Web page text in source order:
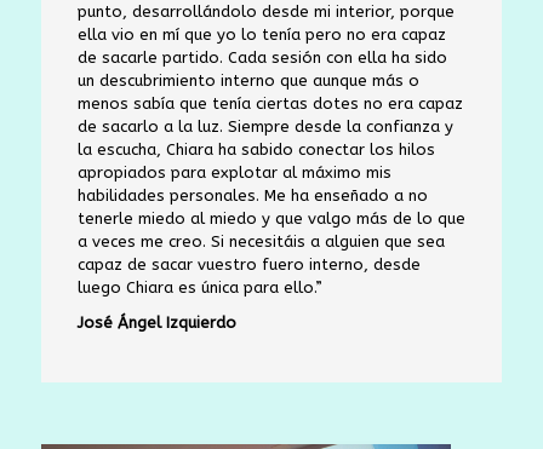
punto, desarrollándolo desde mi interior, porque
ella vio en mí que yo lo tenía pero no era capaz
de sacarle partido. Cada sesión con ella ha sido
un descubrimiento interno que aunque más o
menos sabía que tenía ciertas dotes no era capaz
de sacarlo a la luz. Siempre desde la confianza y
la escucha, Chiara ha sabido conectar los hilos
apropiados para explotar al máximo mis
habilidades personales. Me ha enseñado a no
tenerle miedo al miedo y que valgo más de lo que
a veces me creo. Si necesitáis a alguien que sea
capaz de sacar vuestro fuero interno, desde
luego Chiara es única para ello.”
José Ángel Izquierdo